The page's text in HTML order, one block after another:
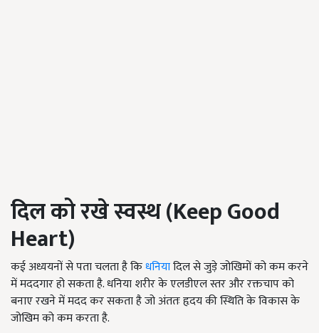
दिल को रखे स्वस्थ (Keep Good
Heart)
कई अध्ययनों से पता चलता है किधनियादिल से जुड़े जोखिमों को कम करने
में मददगार हो सकता है. धनिया शरीर के एलडीएल स्तर और रक्तचाप को
बनाए रखने में मदद कर सकता है जो अंततः हृदय की स्थिति के विकास के
जोखिम को कम करता है.